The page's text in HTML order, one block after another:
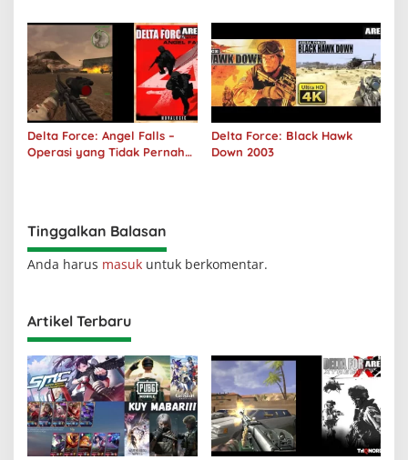
Delta Force: Angel Falls –
Operasi yang Tidak Pernah
Delta Force: Black Hawk
Down 2003
Tinggalkan Balasan
Anda harus masuk untuk berkomentar.
Artikel Terbaru